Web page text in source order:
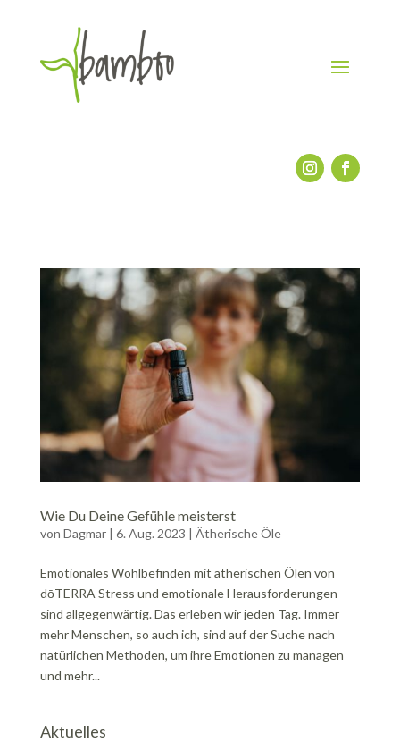
Wie Du Deine Gefühle meisterst
von Dagmar| 6. Aug. 2023 | Ätherische Öle
Emotionales Wohlbefinden mit ätherischen Ölen von
dōTERRA Stress und emotionale Herausforderungen
sind allgegenwärtig. Das erleben wir jeden Tag. Immer
mehr Menschen, so auch ich, sind auf der Suche nach
natürlichen Methoden, um ihre Emotionen zu managen
und mehr...
Aktuelles